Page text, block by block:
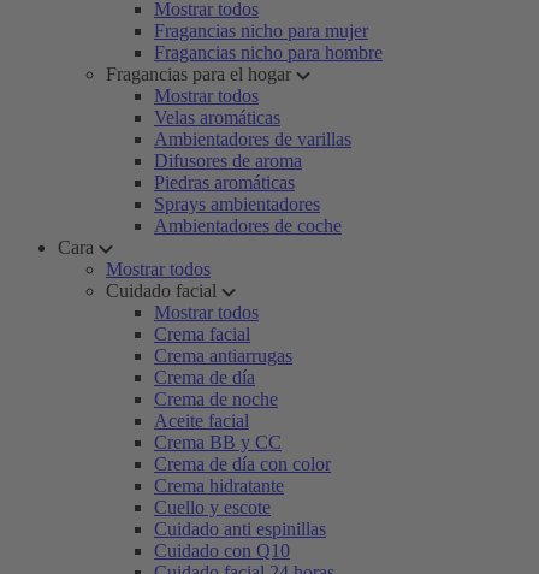
Mostrar todos
Fragancias nicho para mujer
Fragancias nicho para hombre
Fragancias para el hogar
Mostrar todos
Velas aromáticas
Ambientadores de varillas
Difusores de aroma
Piedras aromáticas
Sprays ambientadores
Ambientadores de coche
Cara
Mostrar todos
Cuidado facial
Mostrar todos
Crema facial
Crema antiarrugas
Crema de día
Crema de noche
Aceite facial
Crema BB y CC
Crema de día con color
Crema hidratante
Cuello y escote
Cuidado anti espinillas
Cuidado con Q10